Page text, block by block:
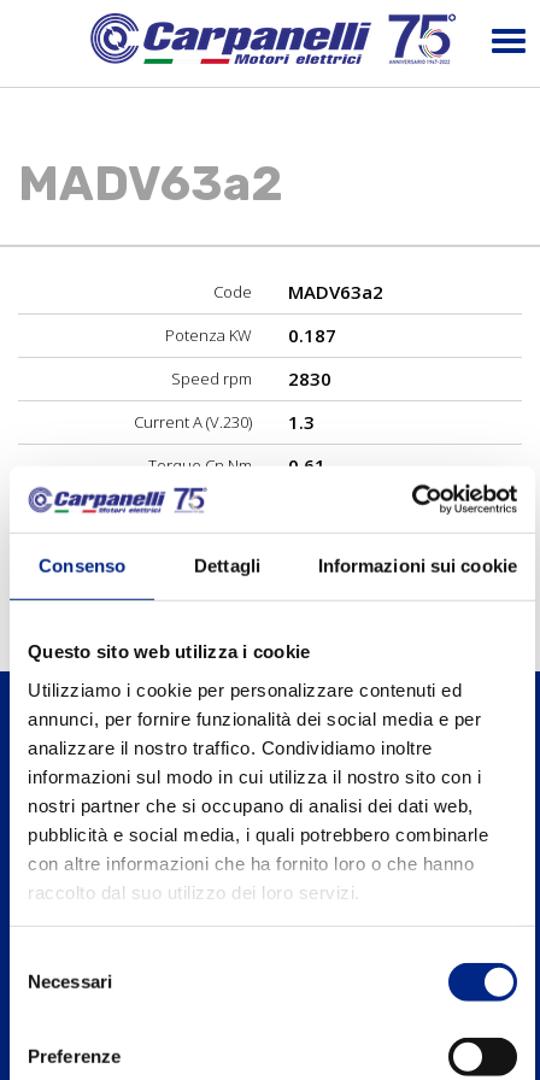
Consenso Dettagli Informazioni sui cookie
Questo sito web utilizza i cookie
Utilizziamo i cookie per personalizzare contenuti ed
annunci, per fornire funzionalità dei social media e per
analizzare il nostro traffico. Condividiamo inoltre
informazioni sul modo in cui utilizza il nostro sito con i
nostri partner che si occupano di analisi dei dati web,
pubblicità e social media, i quali potrebbero combinarle
con altre informazioni che ha fornito loro o che hanno
raccolto dal suo utilizzo dei loro servizi.
delNecessari
Preferenze
MADV63a2
Code MADV63a2
Potenza KW 0.187
Speed rpm 2830
Current A (V.230) 1.3
Torque Cn Nm 0.61
Performance %
0.98
Carpanelli Motori Elettrici S.p.A. a Socio
Unico
Via 2 Agosto 1980, n.5, 40016 S.Giorgio di Piano